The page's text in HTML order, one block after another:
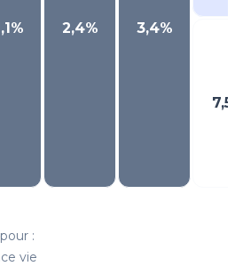
2,4% 3,4%
:
vie